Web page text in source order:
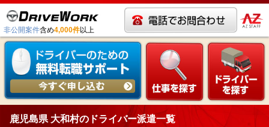
非公開案件含め4,000件以上
鹿児島県 大和村のドライバー派遣一覧